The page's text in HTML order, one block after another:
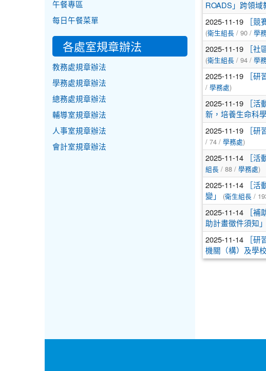
ROADS」跨領
2025-11-19 ［競
(衛生組長/ 90 / 學
2025-11-19 ［社
(衛生組長/ 94 / 學
2025-11-19 ［研
/ 學務處)
2025-11-19
［活
新，培養生命科
2025-11-19 ［研
/ 74 / 學務處)
2025-11-14 ［活
組長/ 88 / 學務處)
2025-11-14
［活
變」
(衛生組長/
2025-11-14
［補
助計畫徵件須知
2025-11-14
［研
機關（構）及學
午餐專區
每日午餐菜單
各處室規章辦法
教務處規章辦法
學務處規章辦法
總務處規章辦法
輔導室規章辦法
人事室規章辦法
會計室規章辦法